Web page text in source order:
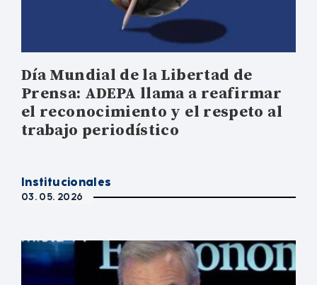
Día Mundial de la Libertad de
Prensa: ADEPA llama a reafirmar
el reconocimiento y el respeto al
trabajo periodístico
Institucionales
03. 05. 2026